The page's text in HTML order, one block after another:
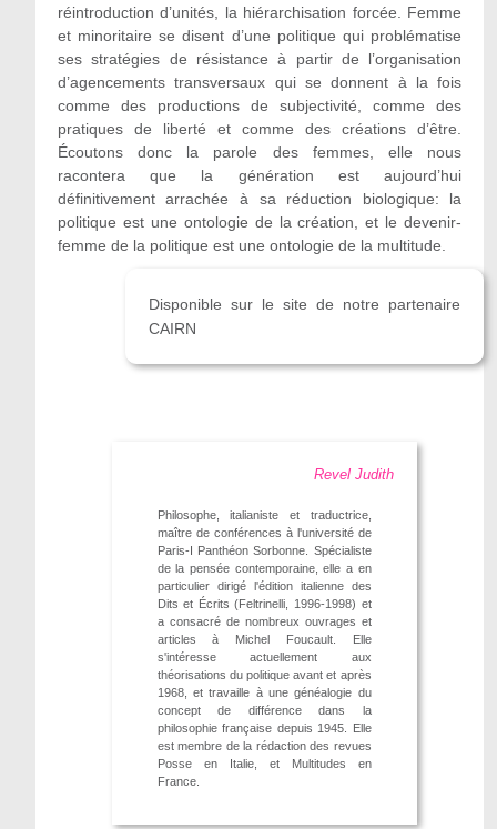
réintroduction d’unités, la hiérarchisation forcée. Femme
et minoritaire se disent d’une politique qui problématise
ses stratégies de résistance à partir de l’organisation
d’agencements transversaux qui se donnent à la fois
comme des productions de subjectivité, comme des
pratiques de liberté et comme des créations d’être.
Écoutons donc la parole des femmes, elle nous
racontera que la génération est aujourd’hui
définitivement arrachée à sa réduction biologique: la
politique est une ontologie de la création, et le devenir-
femme de la politique est une ontologie de la multitude.
Disponible sur le site de notre partenaire
CAIRN
Revel Judith
Philosophe, italianiste et traductrice,
maître de conférences à l'université de
Paris-I Panthéon Sorbonne. Spécialiste
de la pensée contemporaine, elle a en
particulier dirigé l'édition italienne des
Dits et Écrits (Feltrinelli, 1996-1998) et
a consacré de nombreux ouvrages et
articles à Michel Foucault. Elle
s'intéresse actuellement aux
théorisations du politique avant et après
1968, et travaille à une généalogie du
concept de différence dans la
philosophie française depuis 1945. Elle
est membre de la rédaction des revues
Posse en Italie, et Multitudes en
France.